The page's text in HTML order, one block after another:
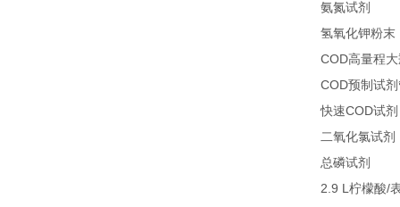
氨氮试剂
氢氧化钾粉末
COD高量程
COD预制试
快速COD试剂
二氧化氯试剂
总磷试剂
2.9 L 柠檬酸/